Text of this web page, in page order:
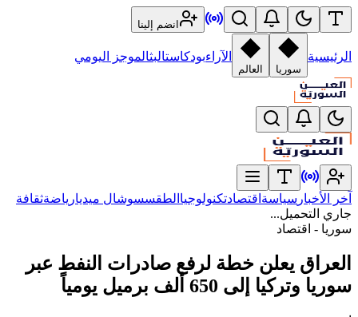
انضم إلينا
الرئيسية
سوريا العالم
الآراءبودكاستالبثالموجز اليومي
آخر الأخبار سياسة اقتصادتكنولوجيا الطقسسوشال ميديارياضةثقافة
جاري التحميل...
سوريا - اقتصاد
العراق يعلن خطة لرفع صادرات النفط‏ عبر
سوريا وتركيا إلى 650 ألف ‏برميل يومياً